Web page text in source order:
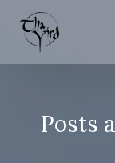
Posts